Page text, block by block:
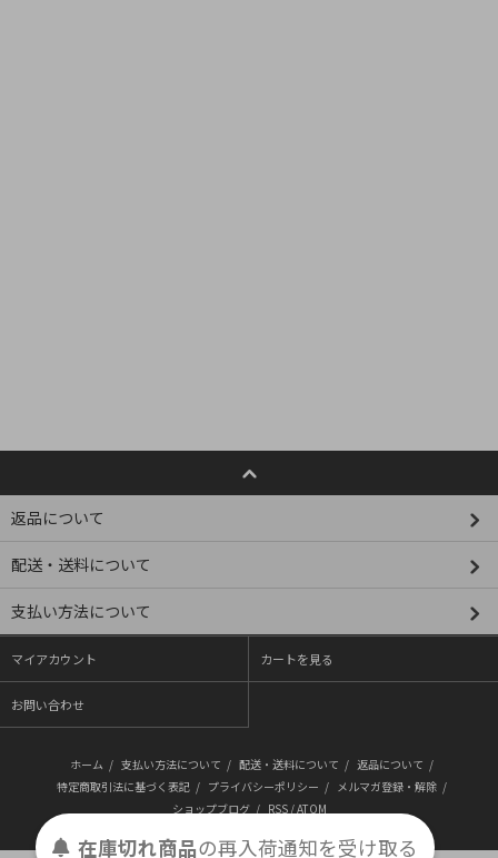
返品について
配送・送料について
支払い方法について
マイアカウント カートを見る
お問い合わせ
ホーム / 支払い方法について / 配送・送料について / 返品について /
特定商取引法に基づく表記 / プライバシーポリシー / メルマガ登録・解除 /
ショップブログ / RSS/ATOM
在庫切れ商品の再入荷通知を受け取る